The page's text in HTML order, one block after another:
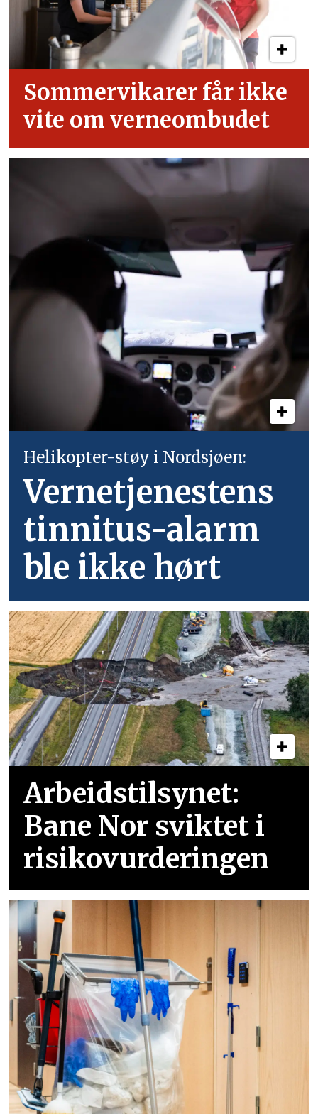
Sommervikarer får ikke
vite om verneombudet
Helikopter-støy i Nordsjøen:
Vernetjenestens
tinnitus-alarm
ble ikke hørt
Arbeidstilsynet:
Bane Nor sviktet i
risikovurderingen